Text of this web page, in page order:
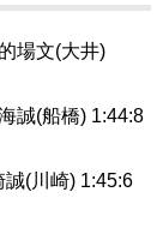
場文(大井)
誠(船橋) 1:44:8
(川崎) 1:45:6